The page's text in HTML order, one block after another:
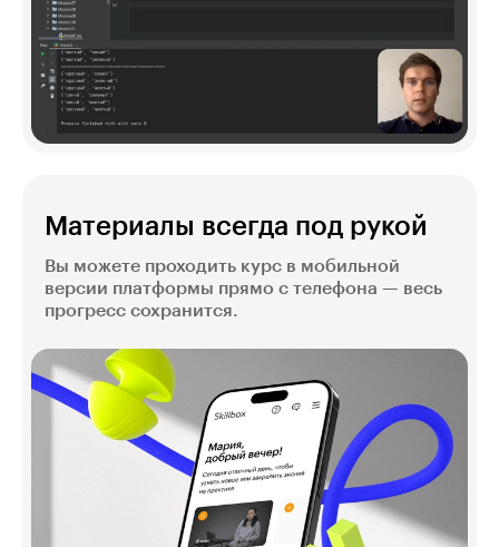
Материалы всегда под рукой
Вы можете проходить курс в мобильной
версии платформы прямо с телефона — весь
прогресс сохранится.